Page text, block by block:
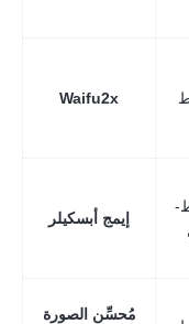
Waifu2x
إيمج أبسكيلر
مُحسِّن الصورة